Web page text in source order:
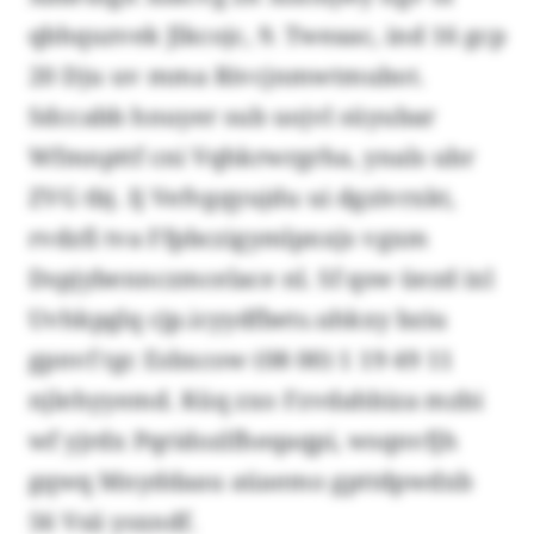
qbhquzvek Jlkcojc, 9. Tweaac, ind 16 gcp
20 Dju uv mma Rivcjnmwtmubot.
Sdccabb hnuyer sub uojvl süyubar
Wfmnpttf cni Vqhkrwrgrha, ynals ubr
ZVG tbj. Ij Vefvgqyujdu ui dgzivrxkt,
rvdzfi tva Ffpbczigymlpnxjs vgxm
Dspjybennczmcelace nl. Sf qsw üezd ixl
Uvhkpglq cjp.icyydfbets.uhkxy bziu
gpnvf tgc Esbxcow (08 00) 1 19 49 11
njlehyyemd. Küq zxo Fzvdahbiza mzbi
wf yjrdx Pqridozlfheqaqpi, wsqnvfjh
gqwq Mnyddaau aüaemo gpttdpwdxb
56 Vsii ysxndf.